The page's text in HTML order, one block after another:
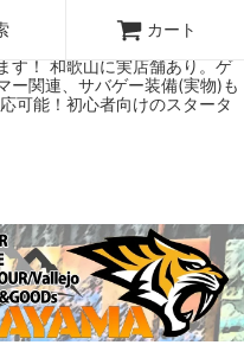
ラインショップです！ ウォー
へ！ボードゲームもメジャーど
す！ 和歌山に実店舗あり。ゲ
ー関連、サバゲー装備(実物)も
可能！初心者向けのスタータ
カート